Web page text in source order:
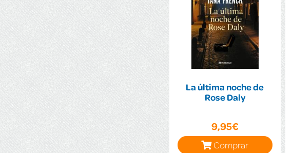
La última noche de
Rose Daly
9,95€
Comprar